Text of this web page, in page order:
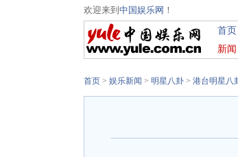
欢迎来到 中国娱乐网 ！
首页
新闻
首页 > 娱乐新闻 > 明星八卦 > 港台明星八